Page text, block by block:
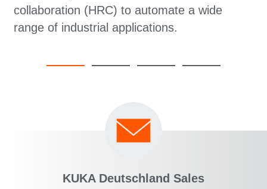
collaboration (HRC) to automate a wide
range of industrial applications.
KUKA Deutschland Sales